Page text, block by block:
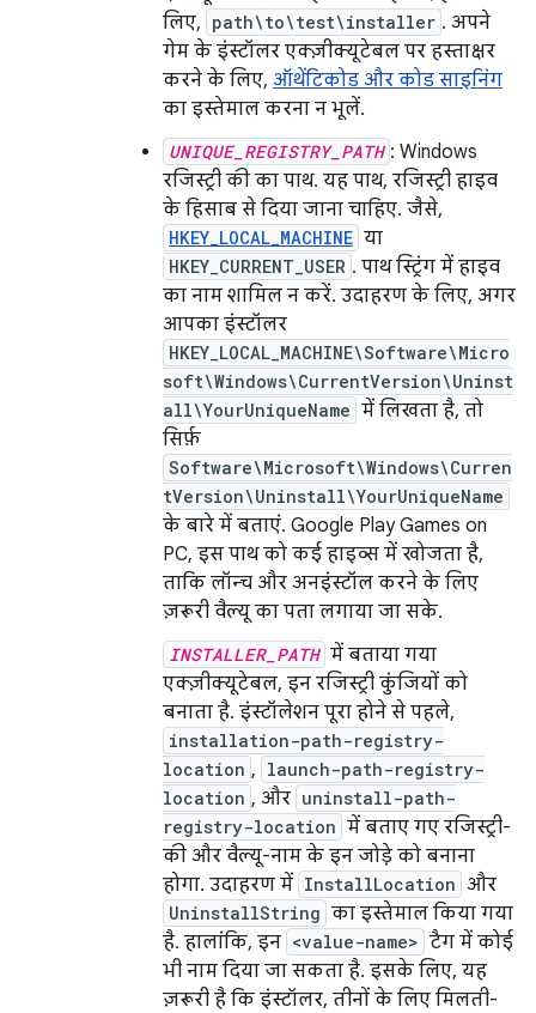
लिए, path\to\test\installer . अपने
गेम के इंस्टॉलर एक्ज़ीक्यूटेबल पर हस्ताक्षर
करने के लिए, ऑथेंटिकोड और कोड साइनिंग
का इस्तेमाल करना न भूलें.
UNIQUE_REGISTRY_PATH : Windows
रजिस्ट्री की का पाथ. यह पाथ, रजिस्ट्री हाइव
के हिसाब से दिया जाना चाहिए. जैसे,
HKEY_LOCAL_MACHINE या
HKEY_CURRENT_USER . पाथ स्ट्रिंग में हाइव
का नाम शामिल न करें. उदाहरण के लिए, अगर
आपका इंस्टॉलर
HKEY_LOCAL_MACHINE\Software\Micro
soft\Windows\CurrentVersion\Uninst
all\YourUniqueName में लिखता है, तो
सिर्फ़
Software\Microsoft\Windows\Curren
tVersion\Uninstall\YourUniqueName
के बारे में बताएं. Google Play Games on
PC, इस पाथ को कई हाइव्स में खोजता है,
ताकि लॉन्च और अनइंस्टॉल करने के लिए
ज़रूरी वैल्यू का पता लगाया जा सके.
INSTALLER_PATH में बताया गया
एक्ज़ीक्यूटेबल, इन रजिस्ट्री कुंजियों को
बनाता है. इंस्टॉलेशन पूरा होने से पहले,
installation-path-registry-
location , launch-path-registry-
location , और uninstall-path-
registry-location में बताए गए रजिस्ट्री-
की और वैल्यू-नाम के इन जोड़े को बनाना
होगा. उदाहरण में InstallLocation और
UninstallString का इस्तेमाल किया गया
है. हालांकि, इन <value-name> टैग में कोई
भी नाम दिया जा सकता है. इसके लिए, यह
ज़रूरी है कि इंस्टॉलर, तीनों के लिए मिलती-